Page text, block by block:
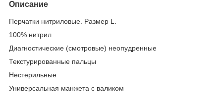
Описание
Перчатки нитриловые. Размер L.
100% нитрил
Диагностические (смотровые) неопудренные
Текстурированные пальцы
Нестерильные
Универсальная манжета с валиком